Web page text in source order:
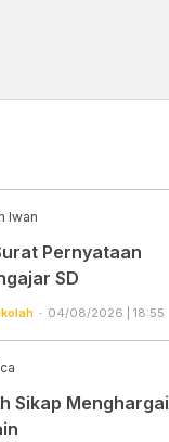
Iwan
Pernyataan
SD
04/08/2026 | 18:55
Sikap Menghargai